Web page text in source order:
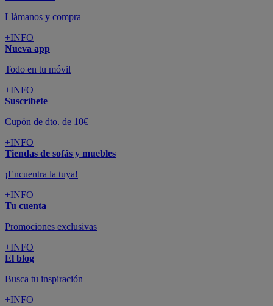
Llámanos y compra
+INFO
Nueva app
Todo en tu móvil
+INFO
Suscríbete
Cupón de dto. de 10€
+INFO
Tiendas de sofás y muebles
¡Encuentra la tuya!
+INFO
Tu cuenta
Promociones exclusivas
+INFO
El blog
Busca tu inspiración
+INFO